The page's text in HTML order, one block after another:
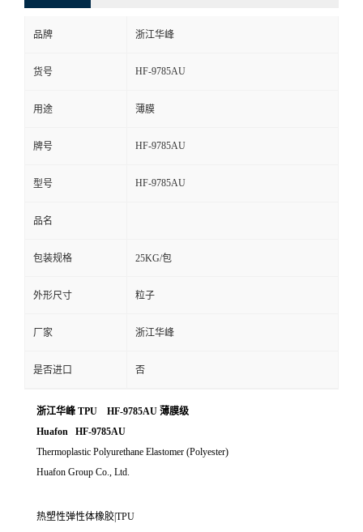
品牌 浙江华峰
货号 HF-9785AU
用途 薄膜
牌号 HF-9785AU
型号 HF-9785AU
品名
包装规格 25KG/包
外形尺寸 粒子
厂家 浙江华峰
是否进口 否
浙江华峰 TPU HF-9785AU 薄膜级
Huafon HF-9785AU
Thermoplastic Polyurethane Elastomer (Polyester)
Huafon Group Co., Ltd.
热塑性弹性体橡胶|TPU